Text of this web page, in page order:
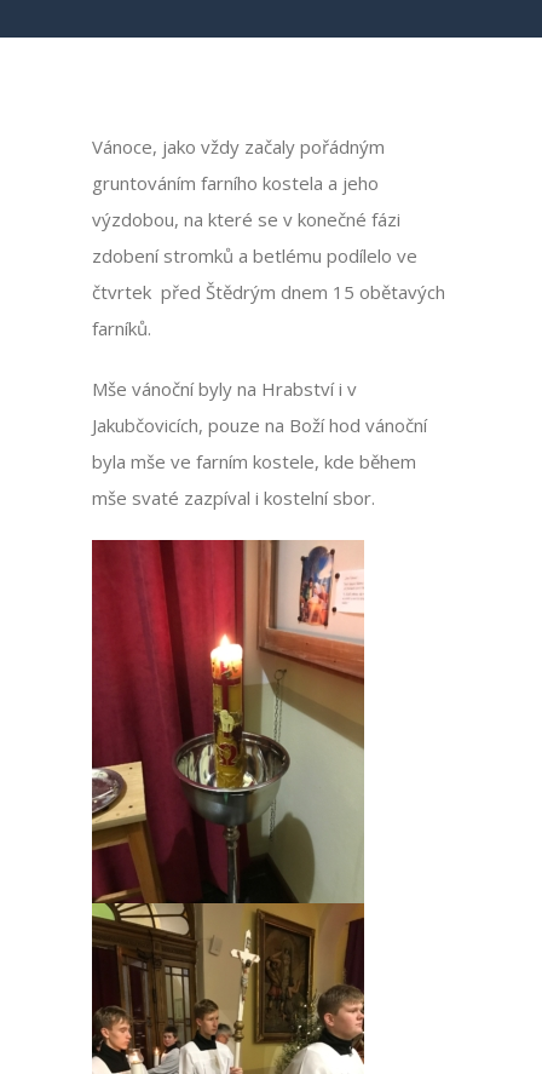
Vánoce, jako vždy začaly pořádným
gruntováním farního kostela a jeho
výzdobou, na které se v konečné fázi
zdobení stromků a betlému podílelo ve
čtvrtek před Štědrým dnem 15 obětavých
farníků.
Mše vánoční byly na Hrabství i v
Jakubčovicích, pouze na Boží hod vánoční
byla mše ve farním kostele, kde během
mše svaté zazpíval i kostelní sbor.